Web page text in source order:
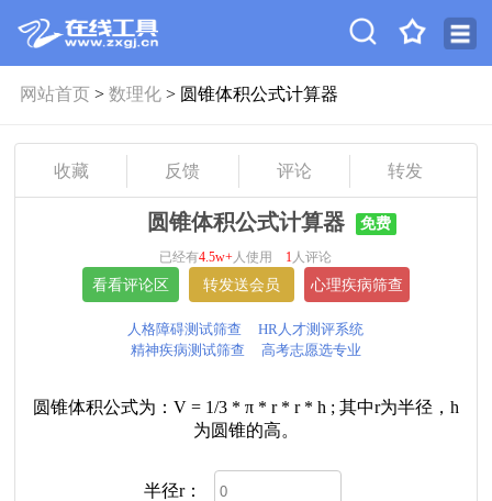
网站首页> 数理化> 圆锥体积公式计算器
收藏 反馈 评论 转发
圆锥体积公式计算器 免费
已经有4.5w+人使用 1人评论
人格障碍测试筛查
HR人才测评系统
精神疾病测试筛查
高考志愿选专业
圆锥体积公式为：V = 1/3 * π * r * r * h ; 其中r为半径，h
为圆锥的高。
半径r：